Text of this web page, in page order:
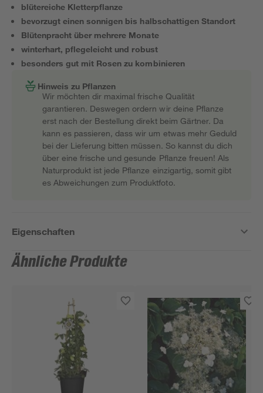
blütereiche Kletterpflanze
bevorzugt einen sonnigen bis halbschattigen Standort
Blütenpracht über mehrere Monate
winterhart, pflegeleicht und robust
besonders gut mit Rosen zu kombinieren
Hinweis zu Pflanzen
Wir möchten dir maximal frische Qualität
garantieren. Deswegen ordern wir deine Pflanze
erst nach der Bestellung direkt beim Gärtner. Da
kann es passieren, dass wir um etwas mehr Geduld
bei der Lieferung bitten müssen. So kannst du dich
über eine frische und gesunde Pflanze freuen! Als
Naturprodukt ist jede Pflanze einzigartig, somit gibt
es Abweichungen zum Produktfoto.
Eigenschaften
Ähnliche Produkte